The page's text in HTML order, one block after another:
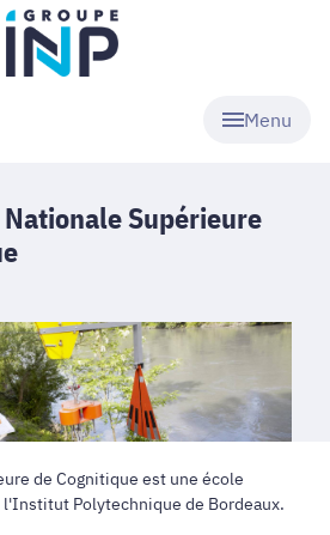
Menu
Nationale Supérieure
de Cognitique est une école
Polytechnique de Bordeaux.